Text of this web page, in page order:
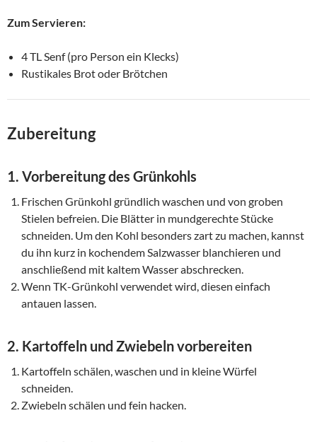
Zum Servieren:
4 TL Senf (pro Person ein Klecks)
Rustikales Brot oder Brötchen
Zubereitung
1. Vorbereitung des Grünkohls
Frischen Grünkohl gründlich waschen und von groben
Stielen befreien. Die Blätter in mundgerechte Stücke
schneiden. Um den Kohl besonders zart zu machen, kannst
du ihn kurz in kochendem Salzwasser blanchieren und
anschließend mit kaltem Wasser abschrecken.
Wenn TK-Grünkohl verwendet wird, diesen einfach
antauen lassen.
2. Kartoffeln und Zwiebeln vorbereiten
Kartoffeln schälen, waschen und in kleine Würfel
schneiden.
Zwiebeln schälen und fein hacken.